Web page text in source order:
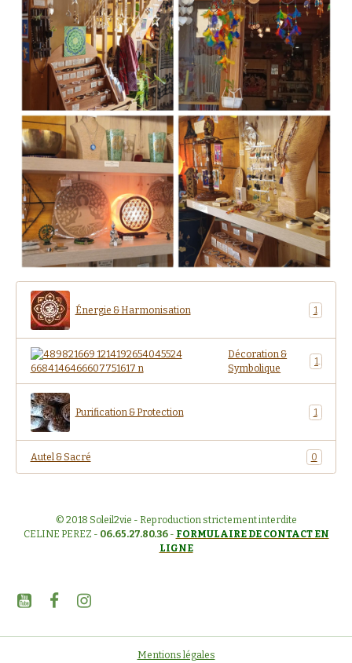
Énergie & Harmonisation 1
Décoration &
Symbolique
Purification & Protection 1
Autel & Sacré 0
© 2018 Soleil2vie - Reproduction strictement interdite
CELINE PEREZ - 06.65.27.80.36- FORMULAIRE DE CONTACT EN
LIGNE
Mentions légales